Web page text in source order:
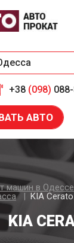
+38 (098)
АВТО
машин в Одессе
KIA Cerato
KIA